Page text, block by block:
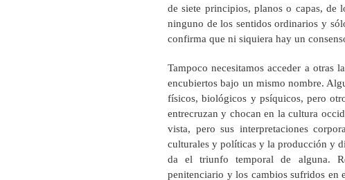
de siete principios, planos o capas, de
ninguno de los sentidos ordinarios y
confirma que ni siquiera hay un
Tampoco necesitamos acceder a otras
encubiertos bajo un mismo nombre.
físicos, biológicos y psíquicos, pero
entrecruzan y chocan en la cultura
vista, pero sus interpretaciones
culturales y políticas y la producción y
da el triunfo temporal de alguna.
penitenciario y los cambios sufridos en